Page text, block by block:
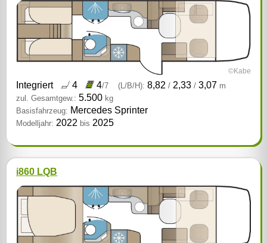
©Kabe
Integriert 4 4/7 (L/B/H): 8,82/ 2,33/ 3,07 m
zul. Gesamtgew.: 5.500 kg
Basisfahrzeug: Mercedes Sprinter
Modelljahr: 2022 bis 2025
i860 LQB